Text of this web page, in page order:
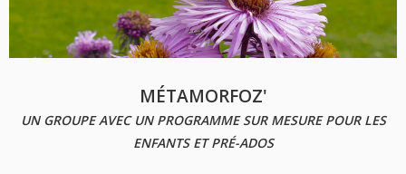
MÉTAMORFOZ'
UN GROUPE AVEC UN PROGRAMME SUR MESURE POUR LES
ENFANTS ET PRÉ-ADOS